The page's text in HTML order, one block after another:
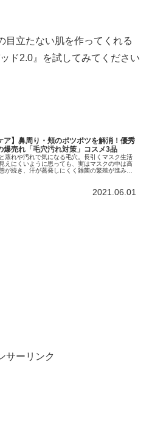
目立たない肌を作ってくれる
ド2.0』を試してみてください
ア】鼻周り・頬のポツポツを解消！優秀
爆売れ「毛穴汚れ対策」コスメ3品
蒸れや汚れで気になる毛穴。長引くマスク生活
えにくいように思っても、実はマスクの中は高
が続き、汗が蒸発しにくく雑菌の繁殖が進み、
2021.06.01
サーリンク